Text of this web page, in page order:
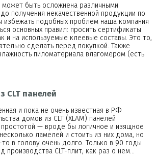
может быть осложнена различными
получения некачественной продукции по
избежать подобных проблем наша компания
основных правил: просить сертификаты
и на используемые клеевые составы. Это то,
сделать перед покупкой. Также
пиломатериала влагомером (есть
CLT панелей
и пока не очень известная в РФ
домов из CLT (XLAM) панелей
простотой — вроде бы логичное и изящное
ламелей и стоить из них дома, но
в голову очень долго. Только в 90 годы
производства CLT-плит, как раз о нем…